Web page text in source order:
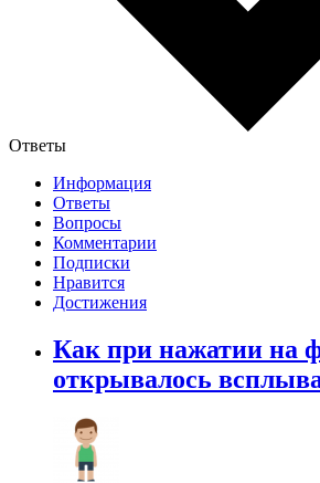
Ответы
Информация
Ответы
Вопросы
Комментарии
Подписки
Нравится
Достижения
Как при нажатии на
открывалось